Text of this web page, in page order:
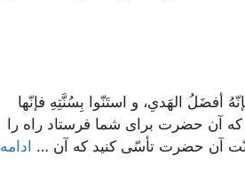
الهَدیِ، و استَنّوا بِسُنَّتِهِ فإنّها
که آن حضرت برای شما فرستاد راه را
سنّت آن حضرت تأسّی کنید که آن … ادامه